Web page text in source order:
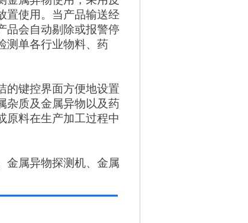
置使用。当产品输送经
品会自动剔除或报警停
测单各行业物料、药
的键控界面方便地设置
杂质及金属异物以及药
原料在生产加工过程中
金属异物探测机、金属